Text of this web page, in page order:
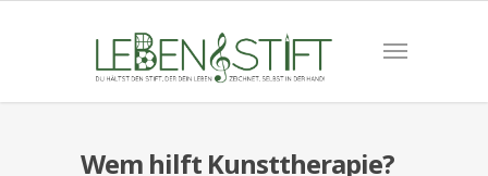
Wem hilft Kunsttherapie?